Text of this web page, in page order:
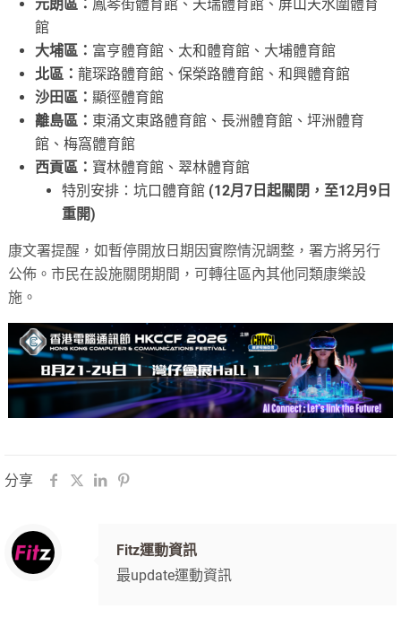
元朗區： 鳳琴街體育館、天瑞體育館、屏山天水圍體育
館
大埔區： 富亨體育館、太和體育館、大埔體育館
北區：龍琛路體育館、保榮路體育館、和興體育館
沙田區：顯徑體育館
離島區： 東涌文東路體育館、長洲體育館、坪洲體育
館、梅窩體育館
西貢區： 寶林體育館、翠林體育館
特別安排：坑口體育館 (12月7日起關閉，至12月9日
重開)
康文署提醒，如暫停開放日期因實際情況調整，署方將另行
公佈。市民在設施關閉期間，可轉往區內其他同類康樂設
施。
分享
Fitz運動資訊
最update運動資訊